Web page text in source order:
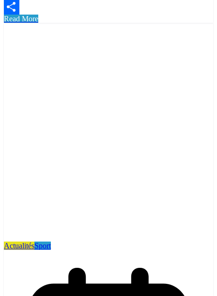
Email
Partager
Read More
ActualitésSport